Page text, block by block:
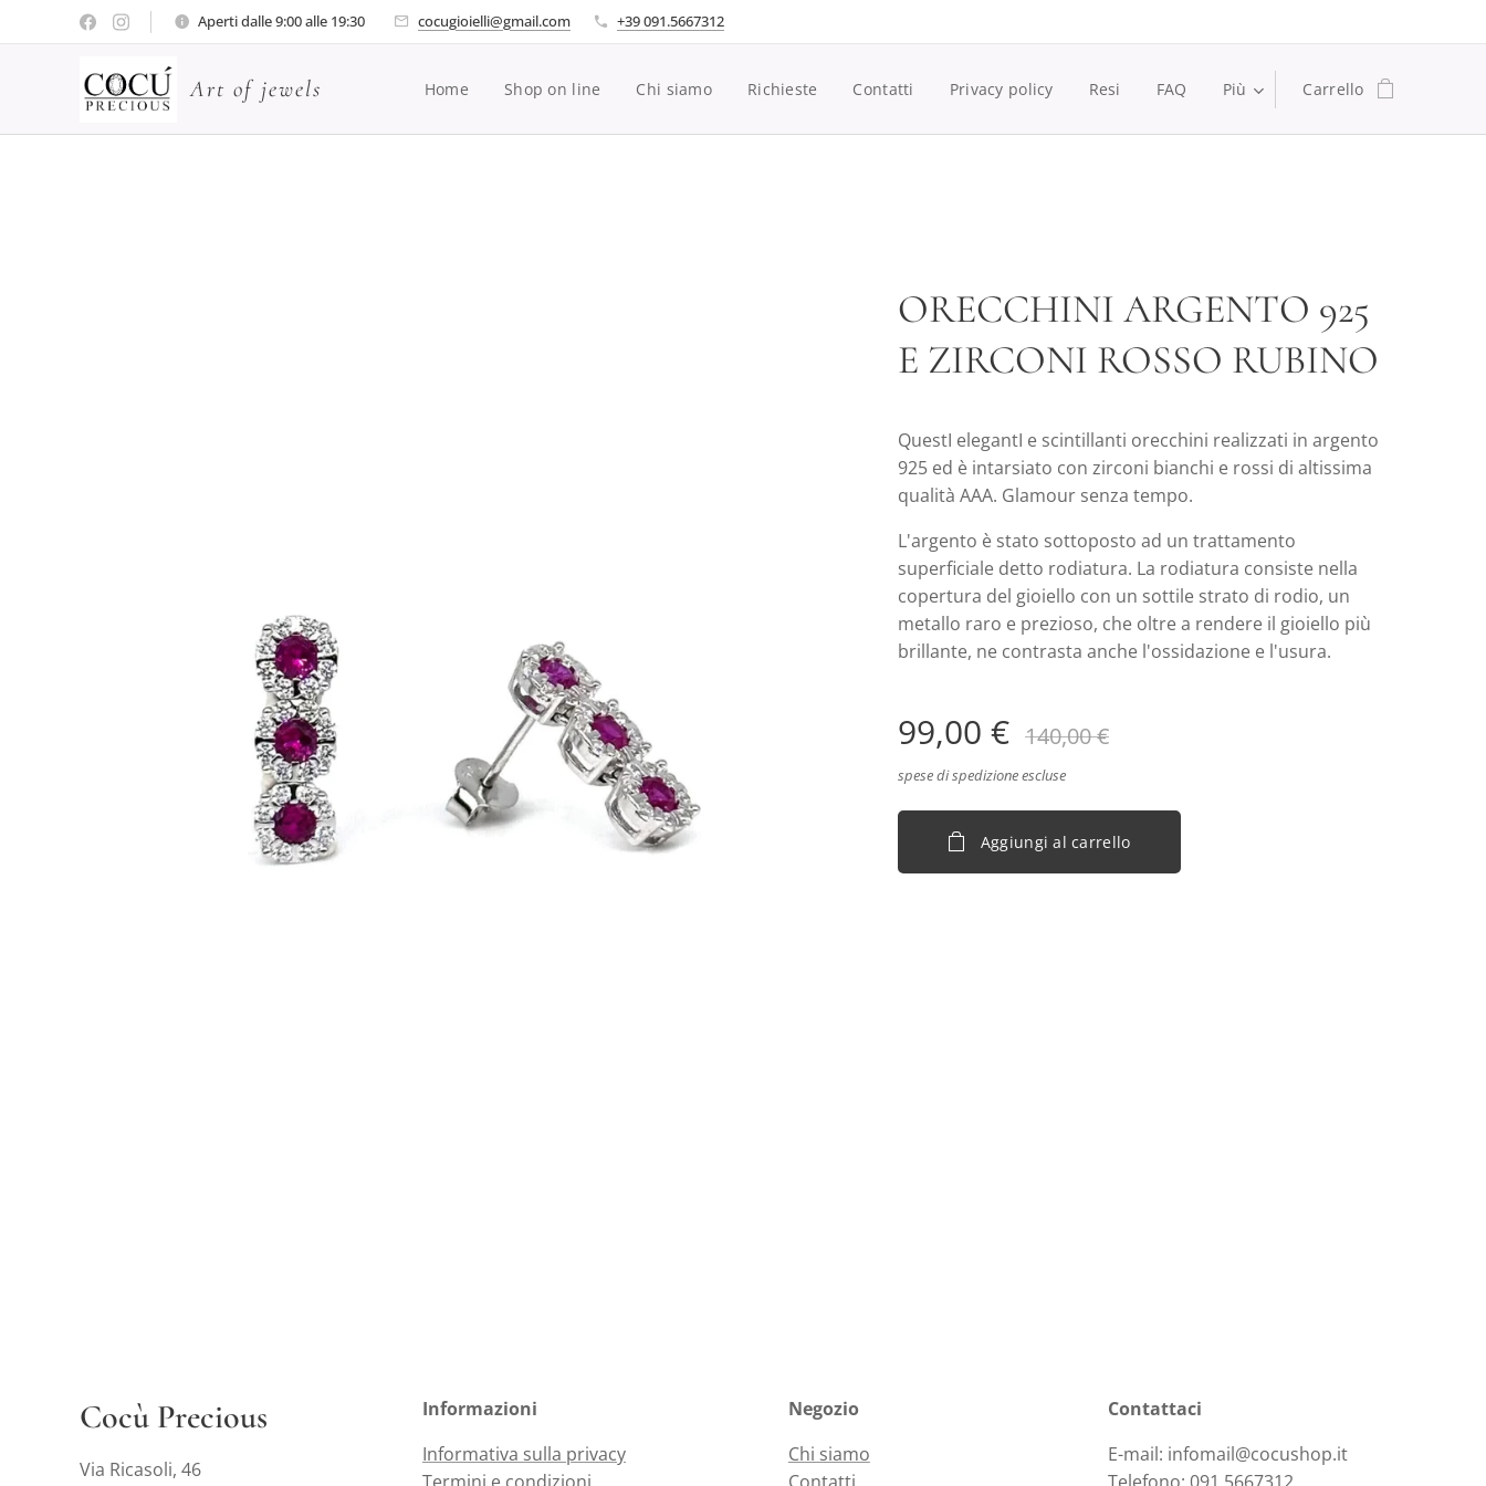
Aperti dalle 9:00 alle 19:30 cocugioielli@gmail.com +39 091.5667312
Art of jewels Home Shop on line Chi siamo Richieste Contatti Privacy policy Resi FAQ Più Carrello
ORECCHINI ARGENTO 925
E ZIRCONI ROSSO RUBINO
QuestI elegantI e scintillanti orecchini realizzati in argento
925 ed è intarsiato con zirconi bianchi e rossi di altissima
qualità AAA. Glamour senza tempo.
L'argento è stato sottoposto ad un trattamento
superficiale detto rodiatura. La rodiatura consiste nella
copertura del gioiello con un sottile strato di rodio, un
metallo raro e prezioso, che oltre a rendere il gioiello più
brillante, ne contrasta anche l'ossidazione e l'usura.
99,00 € 140,00€
spese di spedizione escluse
Aggiungi al carrello
Cocù Precious
Via Ricasoli, 46
Informazioni
Informativa sulla privacy
Negozio
Chi siamo
Contattaci
E-mail: infomail@cocushop.it